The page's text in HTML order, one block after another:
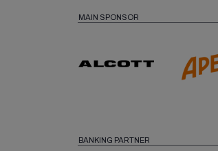
MAIN SPONSOR
BANKING PARTNER